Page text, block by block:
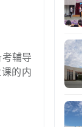
辅导
的内